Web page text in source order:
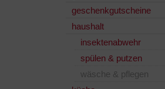
geschenkgutscheine
haushalt
insektenabwehr
spülen & putzen
wäsche & pflegen